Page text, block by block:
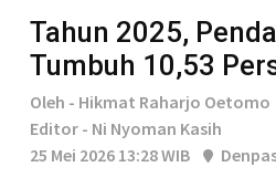
Tahun 2025,
Tumbuh 10,53
Oleh - Hikmat Raharjo Oetomo
Editor - Ni Nyoman Kasih
25 Mei 2026 13:28 WIB